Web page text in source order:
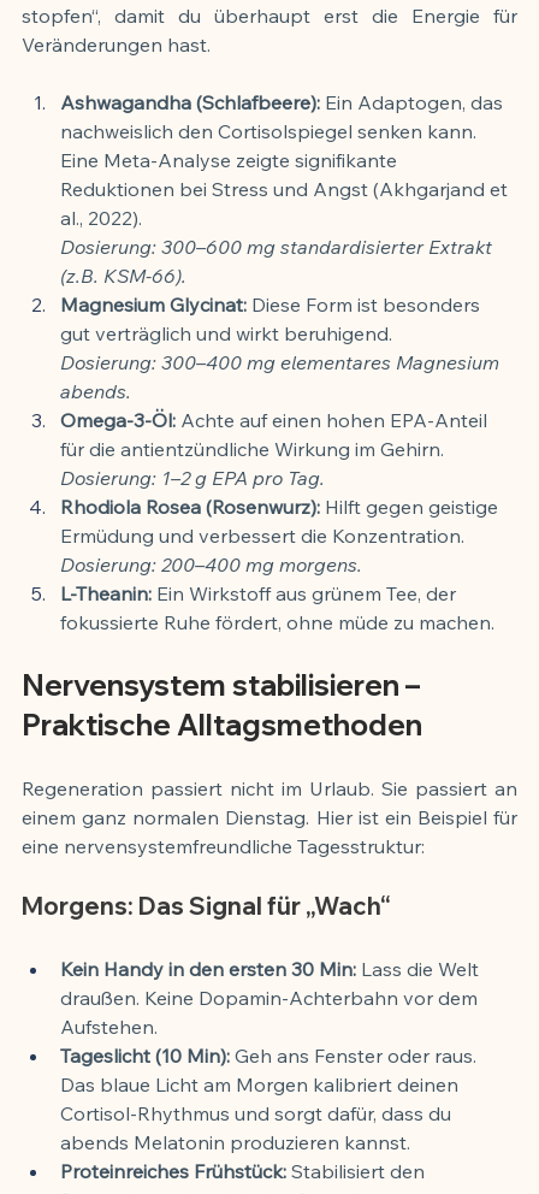
stopfen“, damit du überhaupt erst die Energie für
Veränderungen hast.
Ashwagandha (Schlafbeere): Ein Adaptogen, das
nachweislich den Cortisolspiegel senken kann.
Eine Meta-Analyse zeigte signifikante
Reduktionen bei Stress und Angst (Akhgarjand et
al., 2022).
Dosierung: 300–600 mg standardisierter Extrakt
(z.B. KSM-66).
Magnesium Glycinat: Diese Form ist besonders
gut verträglich und wirkt beruhigend.
Dosierung: 300–400 mg elementares Magnesium
abends.
Omega-3-Öl: Achte auf einen hohen EPA-Anteil
für die antientzündliche Wirkung im Gehirn.
Dosierung: 1–2 g EPA pro Tag.
Rhodiola Rosea (Rosenwurz): Hilft gegen geistige
Ermüdung und verbessert die Konzentration.
Dosierung: 200–400 mg morgens.
L-Theanin: Ein Wirkstoff aus grünem Tee, der
fokussierte Ruhe fördert, ohne müde zu machen.
Nervensystem stabilisieren –
Praktische Alltagsmethoden
Regeneration passiert nicht im Urlaub. Sie passiert an
einem ganz normalen Dienstag. Hier ist ein Beispiel für
eine nervensystemfreundliche Tagesstruktur:
Morgens: Das Signal für „Wach“
Kein Handy in den ersten 30 Min: Lass die Welt
draußen. Keine Dopamin-Achterbahn vor dem
Aufstehen.
Tageslicht (10 Min): Geh ans Fenster oder raus.
Das blaue Licht am Morgen kalibriert deinen
Cortisol-Rhythmus und sorgt dafür, dass du
abends Melatonin produzieren kannst.
Proteinreiches Frühstück: Stabilisiert den